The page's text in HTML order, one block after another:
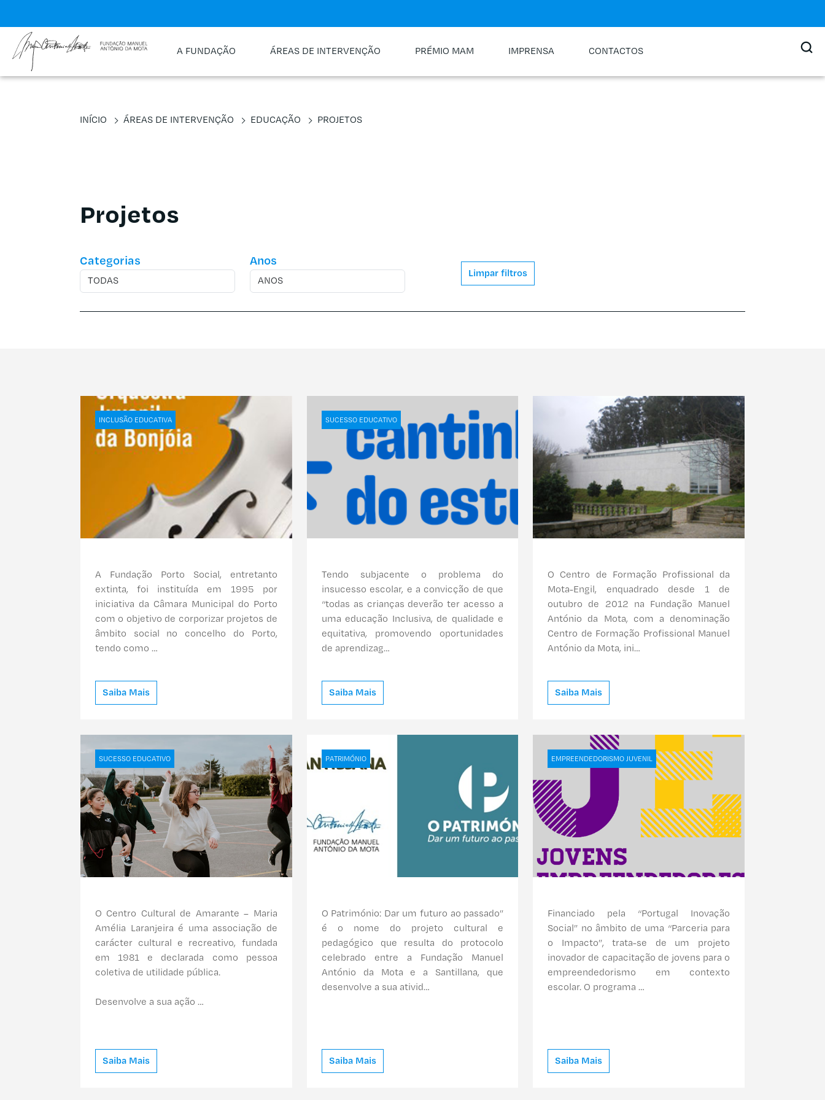
A FUNDAÇÃO ÁREAS DE INTERVENÇÃO PRÉMIO MAM IMPRENSA CONTACTOS
INÍCIO ÁREAS DE INTERVENÇÃO EDUCAÇÃO PROJETOS
Projetos
Categorias Anos
Limpar filtros
INCLUSÃO EDUCATIVA
A Fundação Porto Social, entretanto
extinta, foi instituída em 1995 por
iniciativa da Câmara Municipal do Porto
com o objetivo de corporizar projetos de
âmbito social no concelho do Porto,
tendo como …
Saiba Mais
SUCESSO EDUCATIVO
Tendo subjacente o problema do
insucesso escolar, e a convicção de que
“todas as crianças deverão ter acesso a
uma educação Inclusiva, de qualidade e
equitativa, promovendo oportunidades
de aprendizag…
Saiba Mais
O Centro de Formação Profissional da
Mota-Engil, enquadrado desde 1 de
outubro de 2012 na Fundação Manuel
António da Mota, com a denominação
Centro de Formação Profissional Manuel
António da Mota, ini…
Saiba Mais
SUCESSO EDUCATIVO
O Centro Cultural de Amarante – Maria
Amélia Laranjeira é uma associação de
carácter cultural e recreativo, fundada
em 1981 e declarada como pessoa
coletiva de utilidade pública.
Desenvolve a sua ação …
Saiba Mais
PATRIMÓNIO
O Património: Dar um futuro ao passado”
é o nome do projeto cultural e
pedagógico que resulta do protocolo
celebrado entre a Fundação Manuel
António da Mota e a Santillana, que
desenvolve a sua ativid…
Saiba Mais
EMPREENDEDORISMO JUVENIL
Financiado pela “Portugal Inovação
Social” no âmbito de uma “Parceria para
o Impacto”, trata-se de um projeto
inovador de capacitação de jovens para o
empreendedorismo em contexto
escolar. O programa …
Saiba Mais